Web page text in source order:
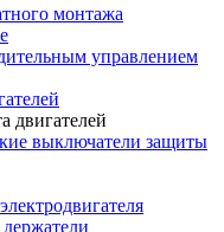
монтажа
управлением
двигателей
выключатели защиты